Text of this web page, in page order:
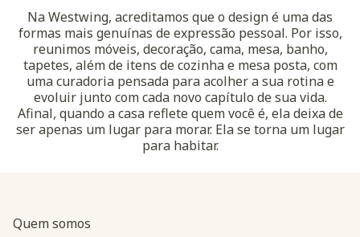
Na Westwing, acreditamos que o design é uma das
formas mais genuínas de expressão pessoal. Por isso,
reunimos móveis, decoração, cama, mesa, banho,
tapetes, além de itens de cozinha e mesa posta, com
uma curadoria pensada para acolher a sua rotina e
evoluir junto com cada novo capítulo de sua vida.
Afinal, quando a casa reflete quem você é, ela deixa de
ser apenas um lugar para morar. Ela se torna um lugar
para habitar.
Quem somos